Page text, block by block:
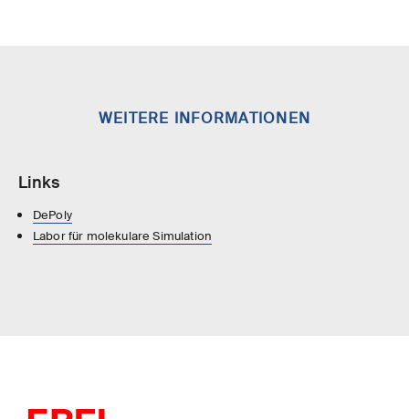
WEITERE INFORMATIONEN
Links
DePoly
Labor für molekulare Simulation